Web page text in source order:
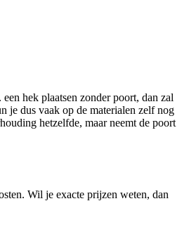
hek plaatsen zonder poort, dan zal
je dus vaak op de materialen zelf nog
hetzelfde, maar neemt de poort
Wil je exacte prijzen weten, dan